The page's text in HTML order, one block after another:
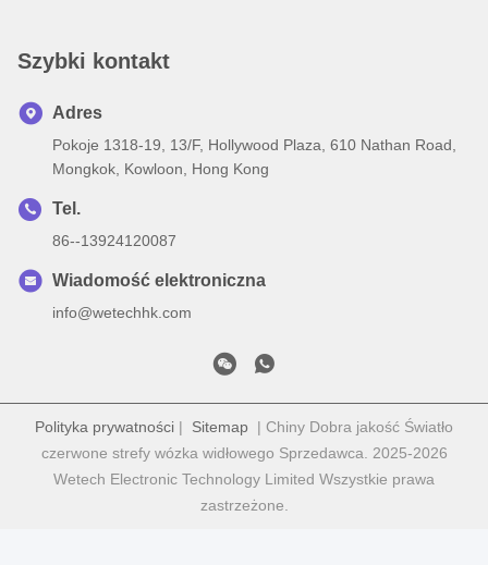
Szybki kontakt
Adres
Pokoje 1318-19, 13/F, Hollywood Plaza, 610 Nathan Road,
Mongkok, Kowloon, Hong Kong
Tel.
86--13924120087
Wiadomość elektroniczna
info@wetechhk.com
Polityka prywatności | Sitemap | Chiny Dobra jakość Światło
czerwone strefy wózka widłowego Sprzedawca. 2025-2026
Wetech Electronic Technology Limited Wszystkie prawa
zastrzeżone.